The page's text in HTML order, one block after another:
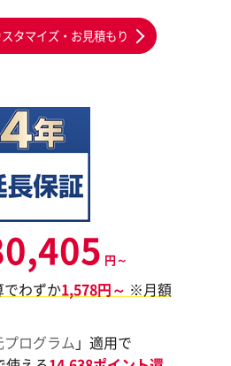
タマイズ・お見積もり
円～
わずか1,578円～ ※月額
ログラム 」適用で